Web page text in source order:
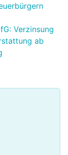
Verzinsung
ab